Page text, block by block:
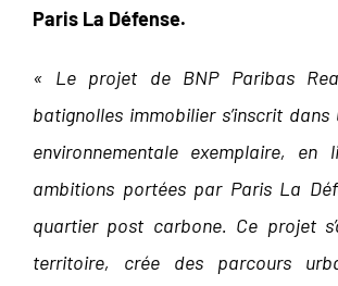
Paris La Défense.
« Le projet de BNP Paribas
batignolles immobilier s’inscrit dans
environnementale exemplaire, en
ambitions portées par Paris La
quartier post carbone. Ce projet
territoire, crée des parcours